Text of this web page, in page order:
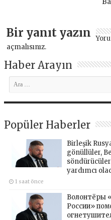
Bir yanıt yazın
açmalısınız.
Haber Arayın
Popüler Haberler
Birleşik
gönüllüler,
yardımcı
1 saat önce
Волонтёры
России»